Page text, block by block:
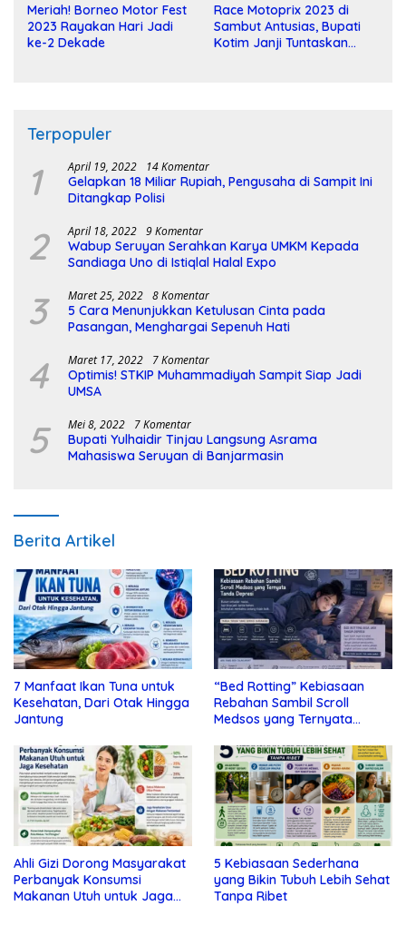
Meriah! Borneo Motor Fest
2023 Rayakan Hari Jadi
ke-2 Dekade
Race Motoprix 2023 di
Sambut Antusias, Bupati
Kotim Janji Tuntaskan
Terpopuler
1 April 19, 2022 14 Komentar
Gelapkan 18 Miliar Rupiah, Pengusaha di Sampit Ini
Ditangkap Polisi
2 April 18, 2022 9 Komentar
Wabup Seruyan Serahkan Karya UMKM Kepada
Sandiaga Uno di Istiqlal Halal Expo
3 Maret 25, 2022 8 Komentar
5 Cara Menunjukkan Ketulusan Cinta pada
Pasangan, Menghargai Sepenuh Hati
4 Maret 17, 2022 7 Komentar
Optimis! STKIP Muhammadiyah Sampit Siap Jadi
UMSA
5 Mei 8, 2022 7 Komentar
Bupati Yulhaidir Tinjau Langsung Asrama
Mahasiswa Seruyan di Banjarmasin
Berita Artikel
7 Manfaat Ikan Tuna untuk
Kesehatan, Dari Otak Hingga
Jantung
“Bed Rotting” Kebiasaan
Rebahan Sambil Scroll
Medsos yang Ternyata
Ahli Gizi Dorong Masyarakat
Perbanyak Konsumsi
Makanan Utuh untuk Jaga
5 Kebiasaan Sederhana
yang Bikin Tubuh Lebih Sehat
Tanpa Ribet